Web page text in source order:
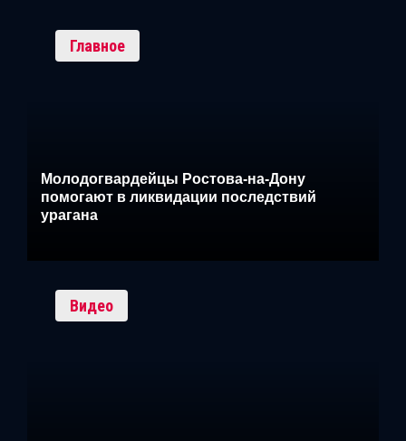
Главное
Молодогвардейцы Ростова-на-Дону
помогают в ликвидации последствий
урагана
Видео